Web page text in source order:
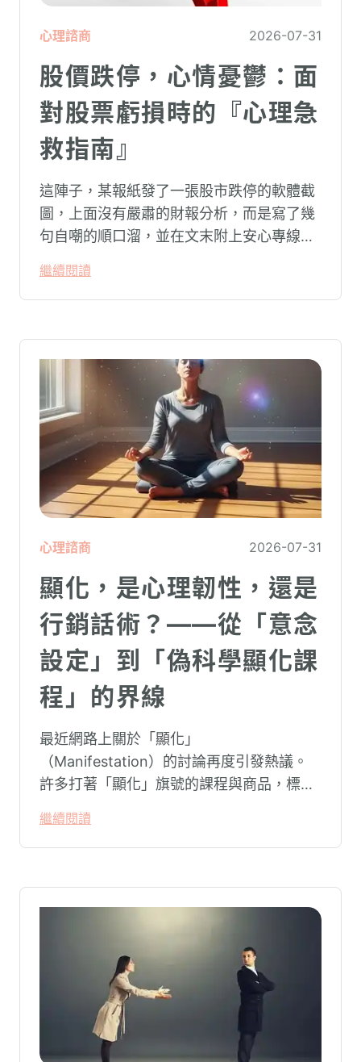
心理諮商 2026-07-31
股價跌停，心情憂鬱：面
對股票虧損時的『心理急
救指南』
這陣子，某報紙發了一張股市跌停的軟體截
圖，上面沒有嚴肅的財報分析，而是寫了幾
句自嘲的順口溜，並在文末附上安心專線與
被廣泛轉載。對許多投資人而言，螢幕上下
跌的數字背後，實質連結的是個人的財務壓
繼續閱讀
心理諮商 2026-07-31
顯化，是心理韌性，還是
行銷話術？——從「意念
設定」到「偽科學顯化課
程」的界線
最近網路上關於「顯化」
（Manifestation）的討論再度引發熱議。
許多打著「顯化」旗號的課程與商品，標榜
能吸引財富、關係與健康。這類論述聽起來
療癒，卻經常缺乏實證基礎，甚至可能對正
繼續閱讀